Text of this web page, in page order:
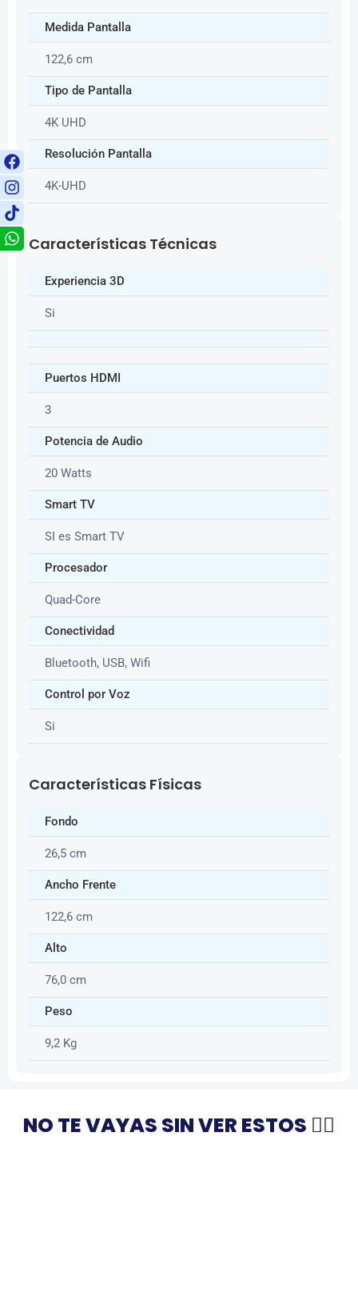
Medida Pantalla
122,6 cm
Tipo de Pantalla
4K UHD
Resolución Pantalla
4K-UHD
Características Técnicas
Experiencia 3D
Si
Puertos HDMI
3
Potencia de Audio
20 Watts
Smart TV
SI es Smart TV
Procesador
Quad-Core
Conectividad
Bluetooth, USB, Wifi
Control por Voz
Si
Características Físicas
Fondo
26,5 cm
Ancho Frente
122,6 cm
Alto
76,0 cm
Peso
9,2 Kg
NO TE VAYAS SIN VER ESTOS 👇🏻